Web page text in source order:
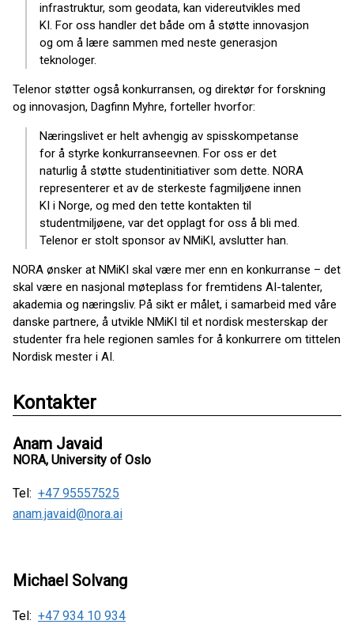
infrastruktur, som geodata, kan videreutvikles med
KI. For oss handler det både om å støtte innovasjon
og om å lære sammen med neste generasjon
teknologer.
Telenor støtter også konkurransen, og direktør for forskning
og innovasjon, Dagfinn Myhre, forteller hvorfor:
Næringslivet er helt avhengig av spisskompetanse
for å styrke konkurranseevnen. For oss er det
naturlig å støtte studentinitiativer som dette. NORA
representerer et av de sterkeste fagmiljøene innen
KI i Norge, og med den tette kontakten til
studentmiljøene, var det opplagt for oss å bli med.
Telenor er stolt sponsor av NMiKI, avslutter han.
NORA ønsker at NMiKI skal være mer enn en konkurranse – det
skal være en nasjonal møteplass for fremtidens AI-talenter,
akademia og næringsliv. På sikt er målet, i samarbeid med våre
danske partnere, å utvikle NMiKI til et nordisk mesterskap der
studenter fra hele regionen samles for å konkurrere om tittelen
Nordisk mester i AI.
Kontakter
Anam Javaid
NORA, University of Oslo
Tel: +47 95557525
anam.javaid@nora.ai
Michael Solvang
Tel: +47 934 10 934